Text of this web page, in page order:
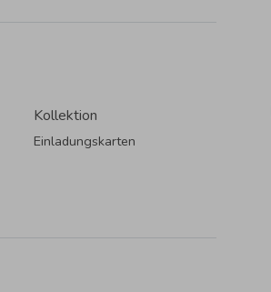
Kollektion
Einladungskarten